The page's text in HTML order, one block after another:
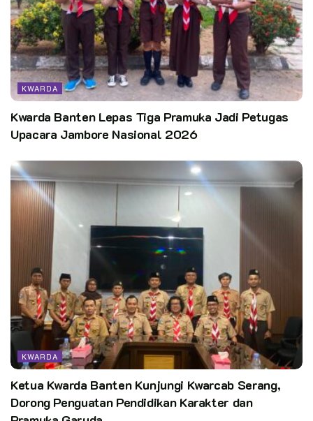
KWARDA
Kwarda Banten Lepas Tiga Pramuka Jadi Petugas
Upacara Jambore Nasional 2026
KWARDA
Ketua Kwarda Banten Kunjungi Kwarcab Serang,
Dorong Penguatan Pendidikan Karakter dan